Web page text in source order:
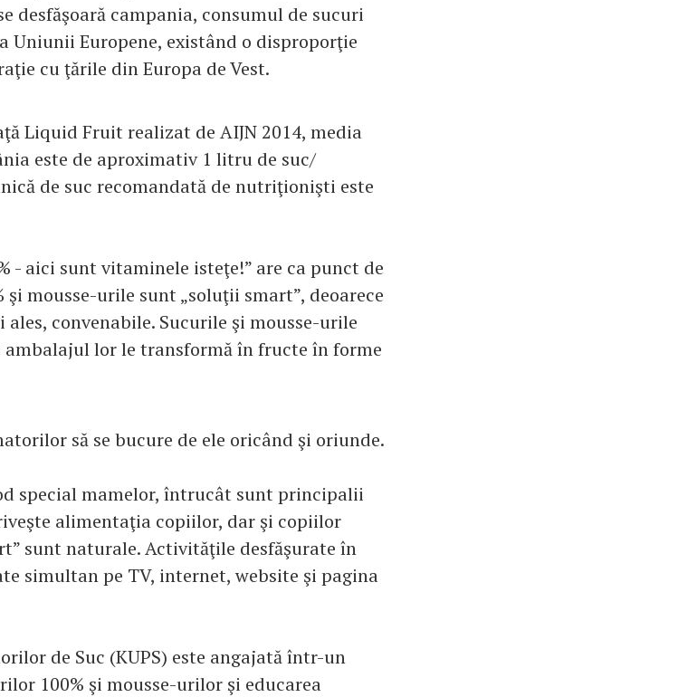
desfăşoară campania, consumul de sucuri
Uniunii Europene, existând o disproporţie
cu ţările din Europa de Vest.
Liquid Fruit realizat de AIJN 2014, media
este de aproximativ 1 litru de suc/
de suc recomandată de nutriţionişti este
- aici sunt vitaminele isteţe!” are ca punct de
şi mousse-urile sunt „soluţii smart”, deoarece
convenabile. Sucurile şi mousse-urile
ambalajul lor le transformă în fructe în forme
să se bucure de ele oricând şi oriunde.
special mamelor, întrucât sunt principalii
alimentaţia copiilor, dar şi copiilor
sunt naturale. Activităţile desfăşurate în
simultan pe TV, internet, website şi pagina
de Suc (KUPS) este angajată într-un
100% şi mousse-urilor şi educarea